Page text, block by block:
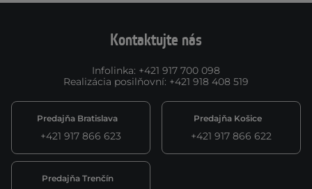
Kontaktujte nás
Infolinka: +421 917 700 098
Realizácia posilňovní: +421 918 408 519
Predajňa Bratislava
+421 917 866 623
Predajňa Košice
+421 917 866 622
Predajňa Trenčín